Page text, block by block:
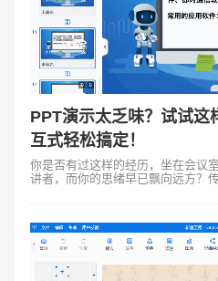
PPT演示太乏味？试试
互式轻松搞定！
你是否有过这样的经历，坐在会议
讲者，而你的思绪早已飘向远方？